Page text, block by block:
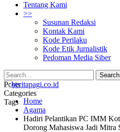
Tentang Kami
>>
Susunan Redaksi
Kontak Kami
Kode Perilaku
Kode Etik Jurnalistik
Pedoman Media Siber
Posts
Categories
Tags Home
Agama
Hadiri Pelantikan PC IMM
Dorong Mahasiswa Jadi Mitra